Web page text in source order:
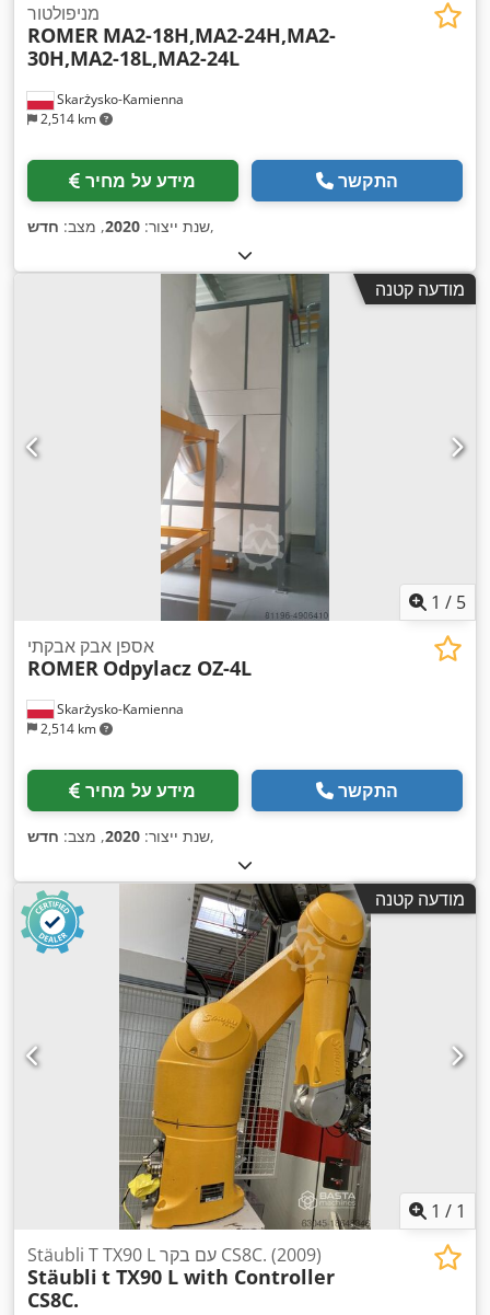
Skarżysko-Kamienna
2,514 km
מניפולטור
ROMER MA2-18H,MA2-24H,MA2-
30H,MA2-18L,MA2-24L
מידע על מחיר התקשר
שנת ייצור: 2020, מצב: חדש ,
מודעה קטנה
1 / 5
Skarżysko-Kamienna
2,514 km
אספן אבק אבקתי
ROMER Odpylacz OZ-4L
מידע על מחיר התקשר
שנת ייצור: 2020, מצב: חדש ,
מודעה קטנה
1 / 1
Stäubli T TX90 L עם בקר CS8C. (2009)
Stäubli t TX90 L with Controller
CS8C.